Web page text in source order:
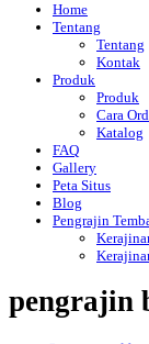
Home
Tentang
Tentang
Kontak
Produk
Produk
Cara
Katalog
FAQ
Gallery
Peta Situs
Blog
Pengrajin
pengrajin